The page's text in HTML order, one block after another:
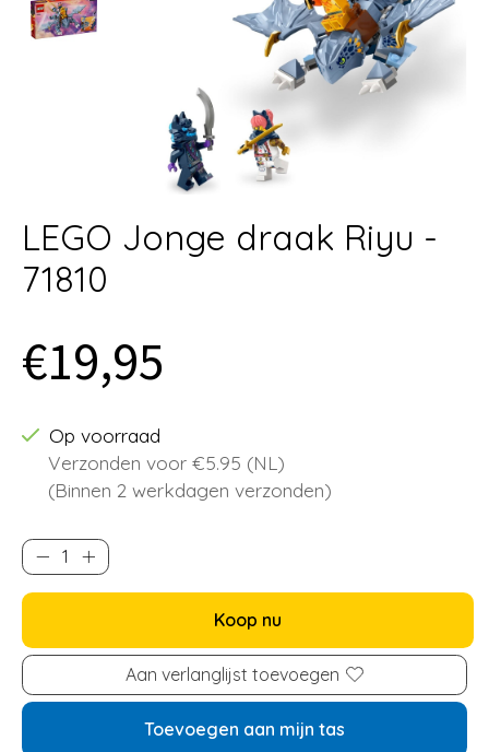
LEGO Jonge draak Riyu -
71810
€19,95
Op voorraad
Verzonden voor €5.95 (NL)
(Binnen 2 werkdagen verzonden)
Koop nu
Aan verlanglijst toevoegen
Toevoegen aan mijn tas